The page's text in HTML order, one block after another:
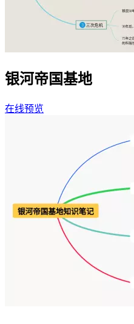
银河帝国基地
在线预览